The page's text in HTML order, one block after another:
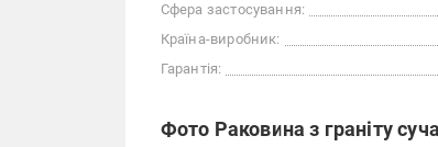
Сфера застосування:
Країна-виробник:
Гарантія:
Фото Раковина з граніту